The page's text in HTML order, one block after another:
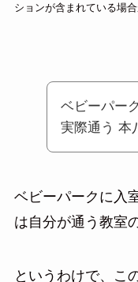
ションが含まれている場合
ベビーパー
実際通う 本
ベビーパークに入
は自分が通う教室
というわけで、こ